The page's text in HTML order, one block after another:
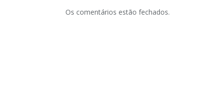
Os comentários estão fechados.